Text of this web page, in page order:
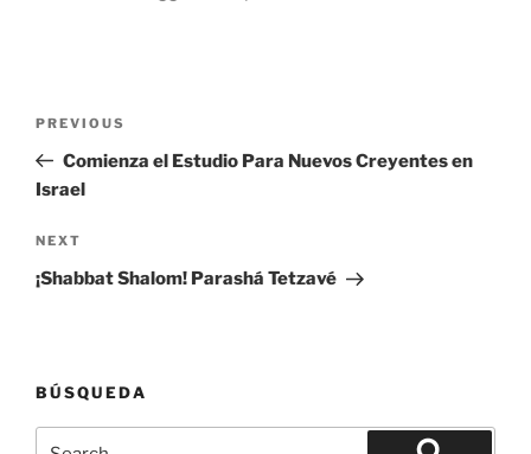
Previous
Post
PREVIOUS
Comienza el Estudio Para Nuevos Creyentes en
Israel
Next
Post
NEXT
¡Shabbat Shalom! Parashá Tetzavé
BÚSQUEDA